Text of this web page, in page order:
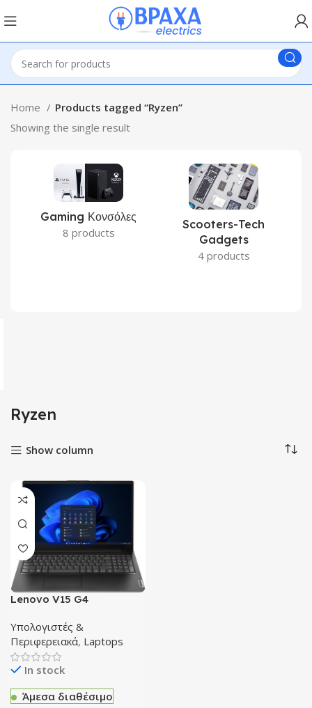
Home
Products tagged “Ryzen”
Showing the single result
Gaming Κονσόλες
8 products
Scooters-Tech
Gadgets
4 products
Ryzen
Show column
Lenovo V15 G4
Υπολογιστές &
Περιφερειακά, Laptops
In stock
Άμεσα διαθέσιμο